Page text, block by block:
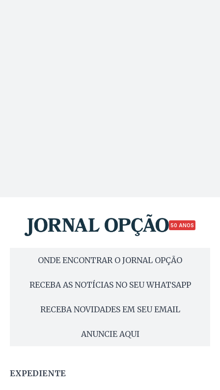
50 ANOS
ONDE ENCONTRAR O JORNAL OPÇÃO
RECEBA AS NOTÍCIAS NO SEU WHATSAPP
RECEBA NOVIDADES EM SEU EMAIL
ANUNCIE AQUI
EXPEDIENTE